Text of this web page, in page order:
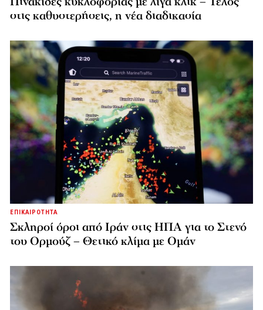
στις καθυστερήσεις, η νέα διαδικασία
ΕΠΙΚΑΙΡΟΤΗΤΑ
Σκληροί όροι από Ιράν στις ΗΠΑ για το Στενό
του Ορμούζ – Θετικό κλίμα με Ομάν